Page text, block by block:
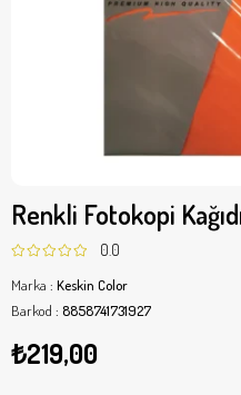
Renkli Fotokopi
0.0
Marka : Keskin Color
Barkod : 8858741731927
₺219,00